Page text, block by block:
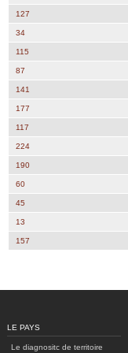
127
34
115
87
141
177
117
224
190
60
45
13
157
LE PAYS
Le diagnositc de territoire